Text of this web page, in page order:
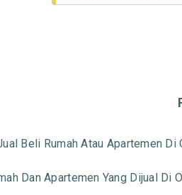
Beli Rumah Atau Apartemen Di
Dan Apartemen Yang Dijual Di